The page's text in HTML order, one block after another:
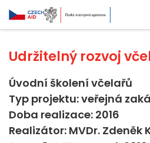
Udržitelný rozvoj
Úvodní školení včelařů
Typ projektu: veřejná
Doba realizace: 2016
Realizátor: MVDr. Zdeněk